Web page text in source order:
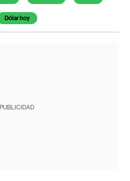
Dólar hoy
PUBLICIDAD